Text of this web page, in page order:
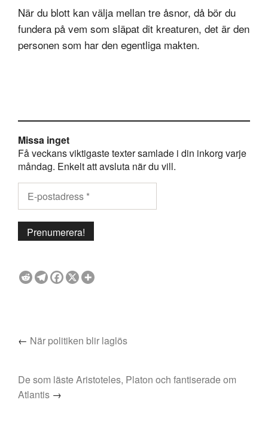
När du blott kan välja mellan tre åsnor, då bör du
fundera på vem som släpat dit kreaturen, det är den
personen som har den egentliga makten.
Missa inget
Få veckans viktigaste texter samlade i din inkorg varje
måndag. Enkelt att avsluta när du vill.
← När politiken blir laglös
De som läste Aristoteles, Platon och fantiserade om
Atlantis →